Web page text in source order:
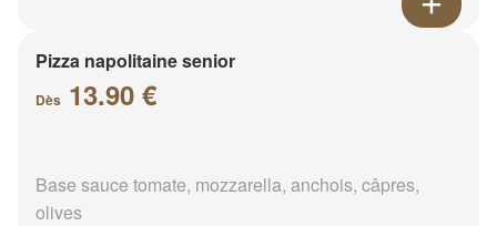
Pizza napolitaine senior
Dès 13.90 €
Base sauce tomate, mozzarella, anchois, câpres,
olives